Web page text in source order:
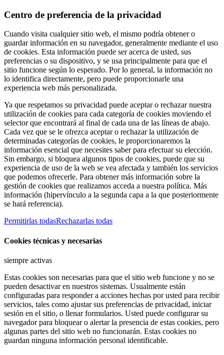
Centro de preferencia de la privacidad
Cuando visita cualquier sitio web, el mismo podría obtener o
guardar información en su navegador, generalmente mediante el uso
de cookies. Esta información puede ser acerca de usted, sus
preferencias o su dispositivo, y se usa principalmente para que el
sitio funcione según lo esperado. Por lo general, la información no
lo identifica directamente, pero puede proporcionarle una
experiencia web más personalizada.
Ya que respetamos su privacidad puede aceptar o rechazar nuestra
utilización de cookies para cada categoría de cookies moviendo el
selector que encontrará al final de cada una de las líneas de abajo.
Cada vez que se le ofrezca aceptar o rechazar la utilización de
determinadas categorías de cookies, le proporcionaremos la
información esencial que necesites saber para efectuar su elección.
Sin embargo, si bloquea algunos tipos de cookies, puede que su
experiencia de uso de la web se vea afectada y también los servicios
que podemos ofrecerle. Para obtener más información sobre la
gestión de cookies que realizamos acceda a nuestra política. Más
información (hipervínculo a la segunda capa a la que posteriormente
se hará referencia).
Permitirlas todasRechazarlas todas
Cookies técnicas y necesarias
siempre activas
Estas cookies son necesarias para que el sitio web funcione y no se
pueden desactivar en nuestros sistemas. Usualmente están
configuradas para responder a acciones hechas por usted para recibir
servicios, tales como ajustar sus preferencias de privacidad, iniciar
sesión en el sitio, o llenar formularios. Usted puede configurar su
navegador para bloquear o alertar la presencia de estas cookies, pero
algunas partes del sitio web no funcionarán. Estas cookies no
guardan ninguna información personal identificable.